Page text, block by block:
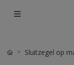
Sluitzegel op